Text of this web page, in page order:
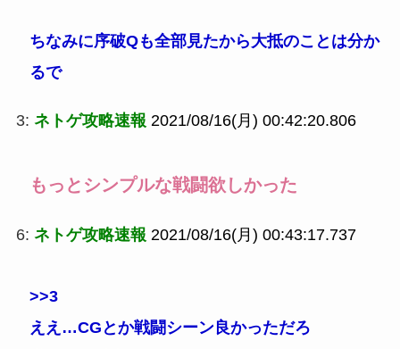
ちなみに序破Qも全部見たから大抵のことは分か
るで
3: ネトゲ攻略速報 2021/08/16(月) 00:42:20.806
もっとシンプルな戦闘欲しかった
6: ネトゲ攻略速報 2021/08/16(月) 00:43:17.737
>>3
ええ…CGとか戦闘シーン良かっただろ